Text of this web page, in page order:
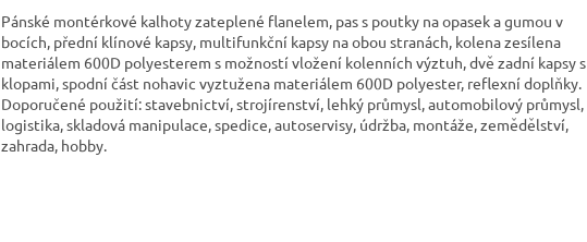
Pánské montérkové kalhoty zateplené flanelem, pas s poutky na opasek a gumou v
bocích, přední klínové kapsy, multifunkční kapsy na obou stranách, kolena zesílena
materiálem 600D polyesterem s možností vložení kolenních výztuh, dvě zadní kapsy s
klopami, spodní část nohavic vyztužena materiálem 600D polyester, reflexní doplňky.
Doporučené použití: stavebnictví, strojírenství, lehký průmysl, automobilový průmysl,
logistika, skladová manipulace, spedice, autoservisy, údržba, montáže, zemědělství,
zahrada, hobby.